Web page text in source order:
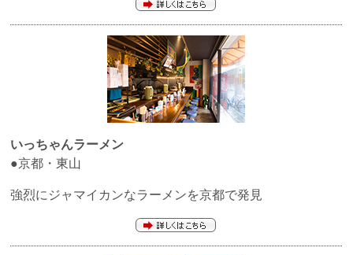
いっちゃんラーメン
●京都・東山
強烈にジャマイカンなラーメンを京都で発見